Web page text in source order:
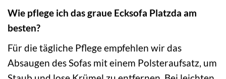
Wie pflege ich das graue Ecksofa Platzda am
besten?
Für die tägliche Pflege empfehlen wir das
Absaugen des Sofas mit einem Polsteraufsatz, um